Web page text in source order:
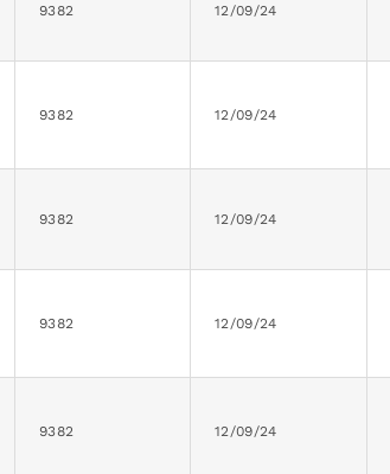
9382 12/09/24
9382 12/09/24
9382 12/09/24
9382 12/09/24
9382 12/09/24